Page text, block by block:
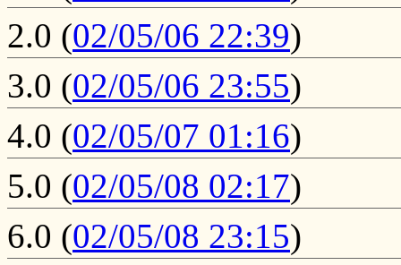
2.0 (02/05/06 22:39)
3.0 (02/05/06 23:55)
4.0 (02/05/07 01:16)
5.0 (02/05/08 02:17)
6.0 (02/05/08 23:15)